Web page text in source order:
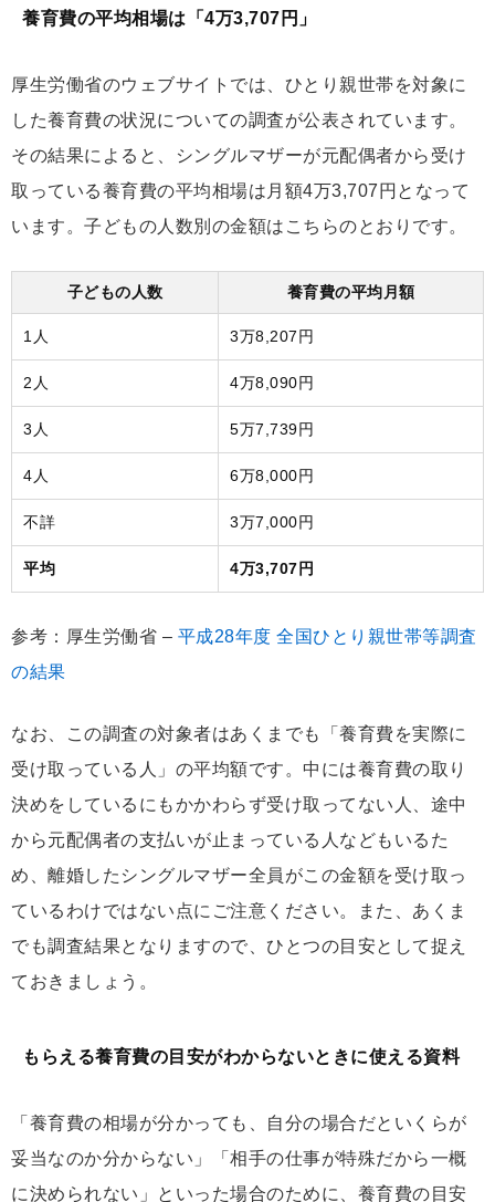
養育費の平均相場は「4万3,707円」
厚生労働省のウェブサイトでは、ひとり親世帯を対象に
した養育費の状況についての調査が公表されています。
その結果によると、シングルマザーが元配偶者から受け
取っている養育費の平均相場は月額4万3,707円となって
います。子どもの人数別の金額はこちらのとおりです。
子どもの人数 養育費の平均月額
1人 3万8,207円
2人 4万8,090円
3人 5万7,739円
4人 6万8,000円
不詳 3万7,000円
平均 4万3,707円
参考：厚生労働省 – 平成28年度 全国ひとり親世帯等調査
の結果
なお、この調査の対象者はあくまでも「養育費を実際に
受け取っている人」の平均額です。中には養育費の取り
決めをしているにもかかわらず受け取ってない人、途中
から元配偶者の支払いが止まっている人などもいるた
め、離婚したシングルマザー全員がこの金額を受け取っ
ているわけではない点にご注意ください。また、あくま
でも調査結果となりますので、ひとつの目安として捉え
ておきましょう。
もらえる養育費の目安がわからないときに使える資料
「養育費の相場が分かっても、自分の場合だといくらが
妥当なのか分からない」「相手の仕事が特殊だから一概
に決められない」といった場合のために、養育費の目安